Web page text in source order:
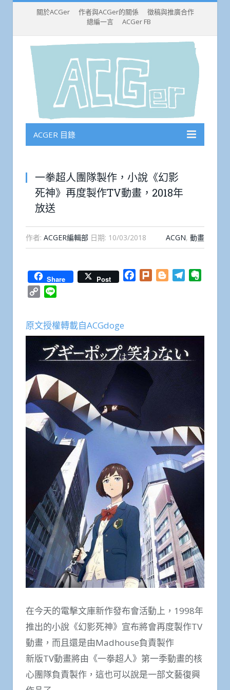
關於ACGer 作者與ACGer的關係
徵稿與推廣合作
總編一言
ACGer FB
ACGER 目錄
一拳超人團隊製作，小說《幻影
死神》再度製作TV動畫，2018年
放送
作者: ACGER編輯部 日期: 10/03/2018 ACGN, 動畫
Share Post Facebook
Plurk BloggerTelegram
Copy
原文授權轉載自ACGdoge
在今天的電擊文庫新作發布會活動上，1998年
推出的小說《幻影死神》宣布將會再度製作TV
動畫，而且還是由Madhouse負責製作
新版TV動畫將由《一拳超人》第一季動畫的核
心團隊負責製作，這也可以說是一部文藝復興